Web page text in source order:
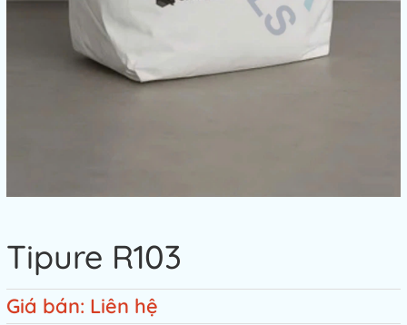
Tipure R103
Giá bán: Liên hệ